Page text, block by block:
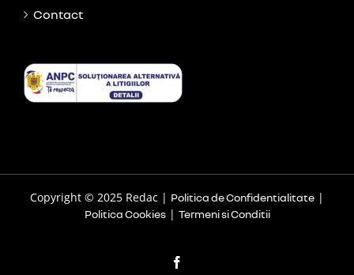
Contact
Copyright © 2025 Redac | Politica de Confidentialitate |
Politica Cookies| Termeni si Conditii
Facebook